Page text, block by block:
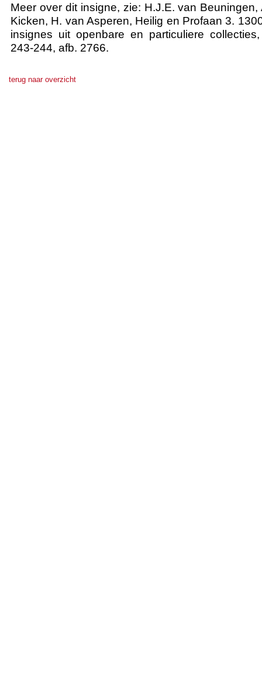
Meer over dit insigne, zie: H.J.E. van
Kicken, H. van Asperen, Heilig en Profaan 3.
insignes uit openbare en particuliere
243-244, afb. 2766.
terug naar overzicht